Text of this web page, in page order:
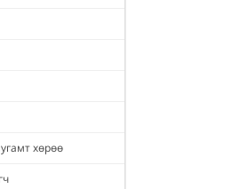
хөрөө